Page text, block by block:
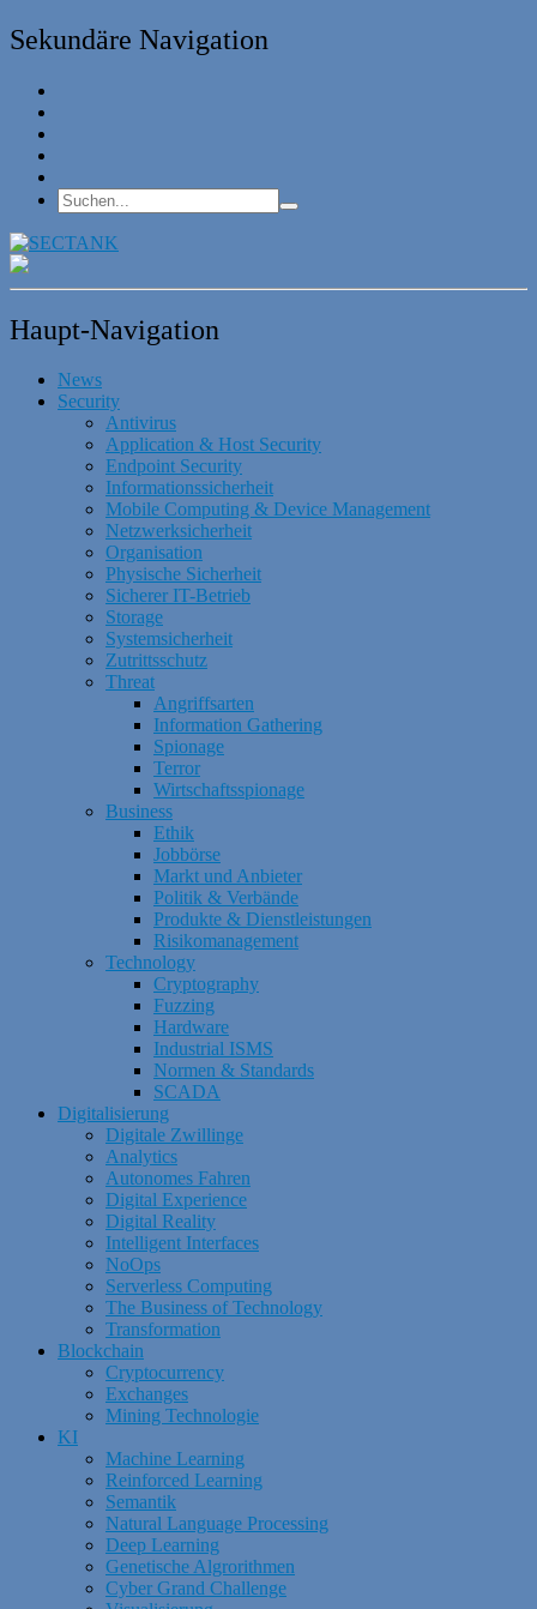
Sekundäre Navigation
Haupt-Navigation
News
Security
Antivirus
Application & Host Security
Endpoint Security
Informationssicherheit
Mobile Computing & Device Management
Netzwerksicherheit
Organisation
Physische Sicherheit
Sicherer IT-Betrieb
Storage
Systemsicherheit
Zutrittsschutz
Threat
Angriffsarten
Information Gathering
Spionage
Terror
Wirtschaftsspionage
Business
Ethik
Jobbörse
Markt und Anbieter
Politik & Verbände
Produkte & Dienstleistungen
Risikomanagement
Technology
Cryptography
Fuzzing
Hardware
Industrial ISMS
Normen & Standards
SCADA
Digitalisierung
Digitale Zwillinge
Analytics
Autonomes Fahren
Digital Experience
Digital Reality
Intelligent Interfaces
NoOps
Serverless Computing
The Business of Technology
Transformation
Blockchain
Cryptocurrency
Exchanges
Mining Technologie
KI
Machine Learning
Reinforced Learning
Semantik
Natural Language Processing
Deep Learning
Genetische Algrorithmen
Cyber Grand Challenge